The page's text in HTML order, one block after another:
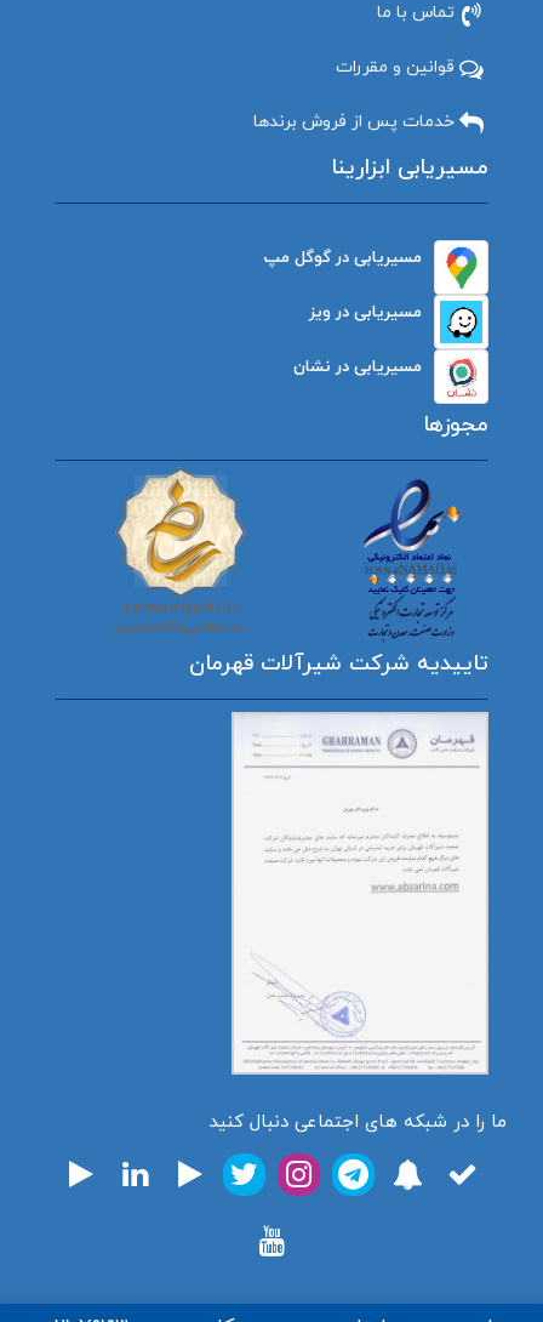
تماس با ما
قوانین و مقررات
خدمات پس از فروش برندها
مسیریابی ابزارینا
مسیریابی در گوگل مپ
مسیریابی در ویز
مسیریابی در نشان
مجوزها
تاییدیه شرکت شیرآلات قهرمان
ما را در شبکه های اجتماعی دنبال کنید